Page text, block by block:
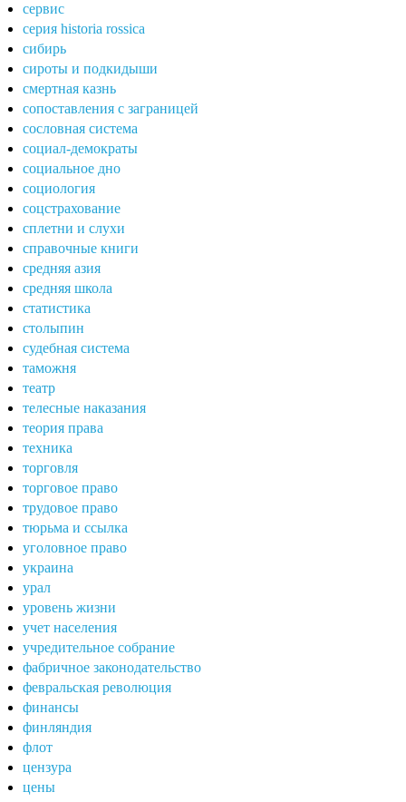
сервис
серия historia rossica
сибирь
сироты и подкидыши
смертная казнь
сопоставления с заграницей
сословная система
социал-демократы
социальное дно
социология
соцстрахование
сплетни и слухи
справочные книги
средняя азия
средняя школа
статистика
столыпин
судебная система
таможня
театр
телесные наказания
теория права
техника
торговля
торговое право
трудовое право
тюрьма и ссылка
уголовное право
украина
урал
уровень жизни
учет населения
учредительное собрание
фабричное законодательство
февральская революция
финансы
финляндия
флот
цензура
цены